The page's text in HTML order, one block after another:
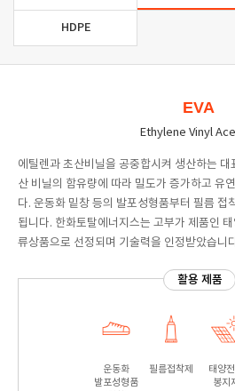
HDPE
EVA
Ethylene Vinyl
에틸렌과 초산비닐을 공중합시켜 생산하는
산 비닐의 함유량에 따라 밀도가 증가하고 유
다. 운동화 밑창 등의 발포성형품부터 필름 접
됩니다. 한화토탈에너지스는 고부가 제품인
류상품으로 선정되며 기술력을 인정받았습니
활용 제품
운동화
발포성형품
필름접착제
태양전
봉지